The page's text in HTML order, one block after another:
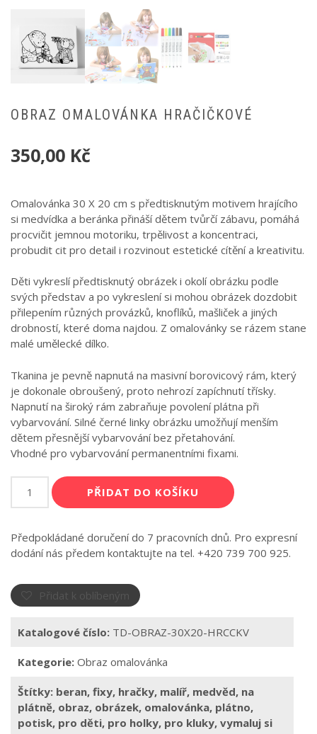
OBRAZ OMALOVÁNKA HRAČIČKOVÉ
350,00 Kč
Omalovánka 30 X 20 cm s předtisknutým motivem hrajícího
si medvídka a beránka přináší dětem tvůrčí zábavu, pomáhá
procvičit jemnou motoriku, trpělivost a koncentraci,
probudit cit pro detail i rozvinout estetické cítění a kreativitu.
Děti vykreslí předtisknutý obrázek i okolí obrázku podle
svých představ a po vykreslení si mohou obrázek dozdobit
přilepením různých provázků, knoflíků, mašliček a jiných
drobností, které doma najdou. Z omalovánky se rázem stane
malé umělecké dílko.
Tkanina je pevně napnutá na masivní borovicový rám, který
je dokonale obroušený, proto nehrozí zapíchnutí třísky.
Napnutí na široký rám zabraňuje povolení plátna při
vybarvování. Silné černé linky obrázku umožňují menším
dětem přesnější vybarvování bez přetahování.
Vhodné pro vybarvování permanentními fixami.
omalovánka
množství
PŘIDAT DO KOŠÍKU
Předpokládané doručení do 7 pracovních dnů. Pro expresní
dodání nás předem kontaktujte na tel. +420 739 700 925.
Přidat k oblíbeným
Katalogové číslo: TD-OBRAZ-30X20-HRCCKV
Kategorie: Obraz omalovánka
Štítky: beran, fixy, hračky, malíř, medvěd, na
plátně, obraz, obrázek, omalovánka, plátno,
potisk, pro děti, pro holky, pro kluky, vymaluj si